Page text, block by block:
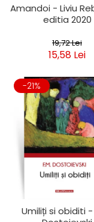
Amandoi - Liviu
editia 2020
19,72 Lei
15,58 Lei
-21%
Umiliți si obiditi -